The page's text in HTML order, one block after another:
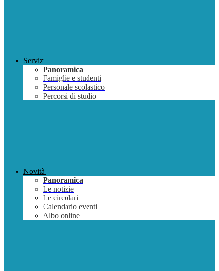
Servizi
Panoramica
Famiglie e studenti
Personale scolastico
Percorsi di studio
Novità
Panoramica
Le notizie
Le circolari
Calendario eventi
Albo online